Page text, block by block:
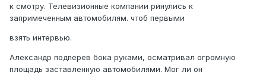
к смотру. Телевизионные компании ринулись к
запримеченным автомобилям. чтоб первыми
взять интервью.
Александр подперев бока руками, осматривал огромную
площадь заставленную автомобилями. Мог ли он